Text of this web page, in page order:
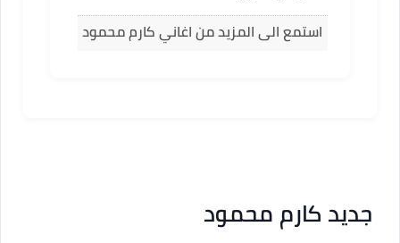
استمع الى المزيد من اغاني كارم محمود
جديد كارم محمود